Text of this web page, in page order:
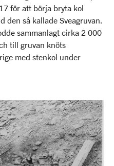
för att börja bryta kol
den så kallade Sveagruvan.
sammanlagt cirka 2 000
till gruvan knöts
med stenkol under